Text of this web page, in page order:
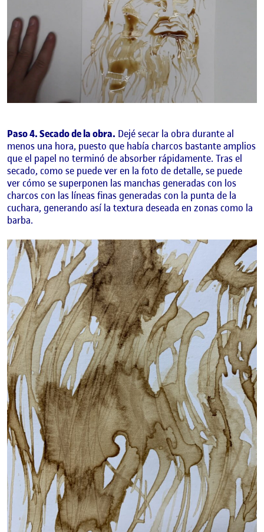
Paso 4. Secado de la obra. Dejé secar la obra durante al
menos una hora, puesto que había charcos bastante amplios
que el papel no terminó de absorber rápidamente. Tras el
secado, como se puede ver en la foto de detalle, se puede
ver cómo se superponen las manchas generadas con los
charcos con las líneas finas generadas con la punta de la
cuchara, generando así la textura deseada en zonas como la
barba.